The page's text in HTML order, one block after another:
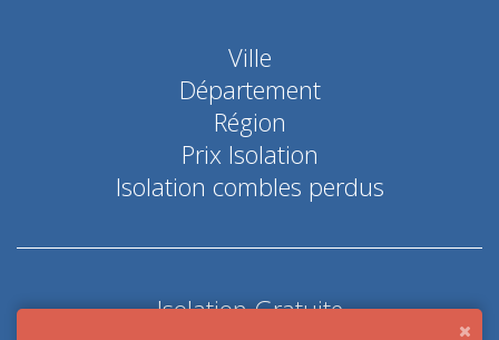
Ville
Département
Région
Prix Isolation
Isolation combles perdus
Isolation Gratuite